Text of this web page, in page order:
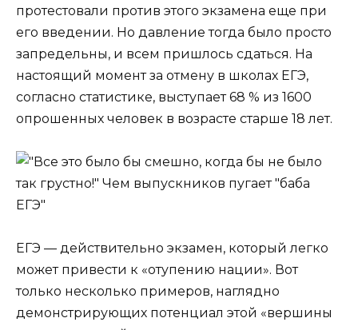
протестовали против этого экзамена еще при
его введении. Но давление тогда было просто
запредельны, и всем пришлось сдаться. На
настоящий момент за отмену в школах ЕГЭ,
согласно статистике, выступает 68 % из 1600
опрошенных человек в возрасте старше 18 лет.
ЕГЭ — действительно экзамен, который легко
может привести к «отупению нации». Вот
только несколько примеров, наглядно
демонстрирующих потенциал этой «вершины